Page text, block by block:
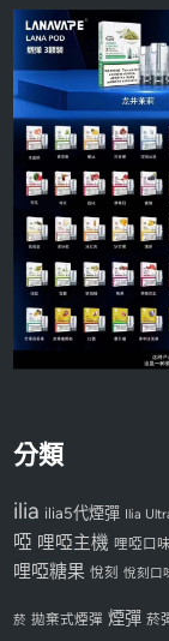
分類
ilia ilia5代煙彈 Ilia
啞 哩啞主機 哩啞口味
哩啞糖果 悅刻 悅刻口
菸 拋棄式煙彈 煙彈 菸